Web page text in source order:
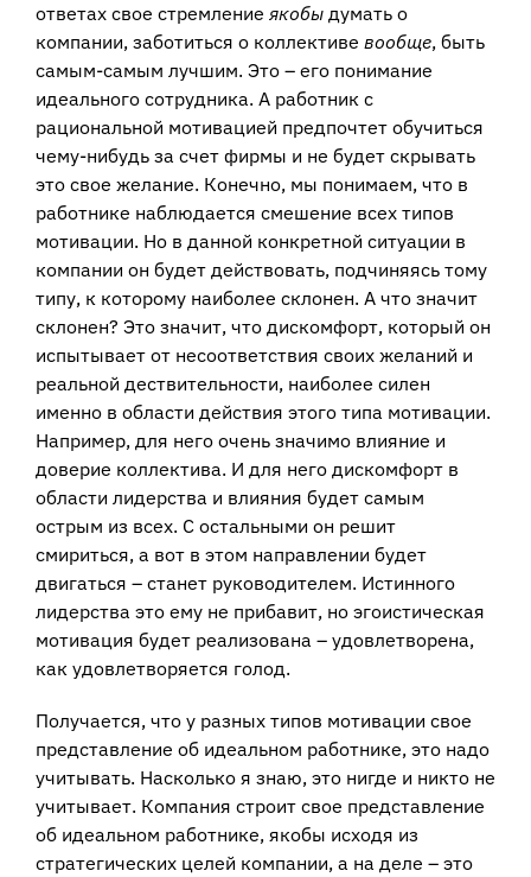
ответах свое стремление якобы думать о
компании, заботиться о коллективе вообще, быть
самым-самым лучшим. Это – его понимание
идеального сотрудника. А работник с
рациональной мотивацией предпочтет обучиться
чему-нибудь за счет фирмы и не будет скрывать
это свое желание. Конечно, мы понимаем, что в
работнике наблюдается смешение всех типов
мотивации. Но в данной конкретной ситуации в
компании он будет действовать, подчиняясь тому
типу, к которому наиболее склонен. А что значит
склонен? Это значит, что дискомфорт, который он
испытывает от несоответствия своих желаний и
реальной дествительности, наиболее силен
именно в области действия этого типа мотивации.
Например, для него очень значимо влияние и
доверие коллектива. И для него дискомфорт в
области лидерства и влияния будет самым
острым из всех. С остальными он решит
смириться, а вот в этом направлении будет
двигаться – станет руководителем. Истинного
лидерства это ему не прибавит, но эгоистическая
мотивация будет реализована – удовлетворена,
как удовлетворяется голод.
Получается, что у разных типов мотивации свое
представление об идеальном работнике, это надо
учитывать. Насколько я знаю, это нигде и никто не
учитывает. Компания строит свое представление
об идеальном работнике, якобы исходя из
стратегических целей компании, а на деле – это